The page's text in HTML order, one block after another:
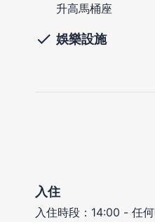
升高馬桶座
娛樂設施
入住
入住時段：14:00 - 任